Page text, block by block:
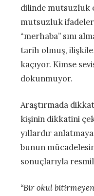
dilinde mutsuzluk
mutsuzluk
“merhaba” sını
tarih olmuş,
kaçıyor. Kimse
dokunmuyor.
Araştırmada
kişinin dikkatini
yıllardır
bunun
sonuçlarıyla
“Bir okul